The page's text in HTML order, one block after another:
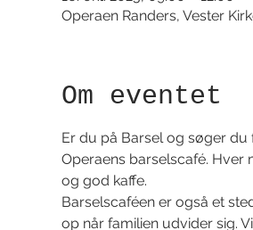
Operaen Randers, Vester
Om eventet
Er du på Barsel og søger
Operaens barselscafé. Hver
og god kaffe.
Barselscaféen er også et
op når familien udvider sig.